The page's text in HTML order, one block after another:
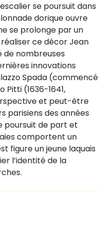
se poursuit dans
dorique ouvre
se prolonge par un
ce décor Jean
de nombreuses
innovations
Spada (commencé
Pitti (1636-1641,
et peut-être
parisiens des années
poursuit de part et
comportent un
figure un jeune laquais
l’identité de la